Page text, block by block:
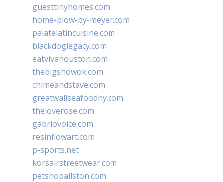
guesttinyhomes.com
home-plow-by-meyer.com
palatelatincuisine.com
blackdoglegacy.com
eatvivahouston.com
thebigshowok.com
chimeandstave.com
greatwallseafoodny.com
theloverose.com
gabriovoice.com
resinflowart.com
p-sports.net
korsairstreetwear.com
petshopallston.com